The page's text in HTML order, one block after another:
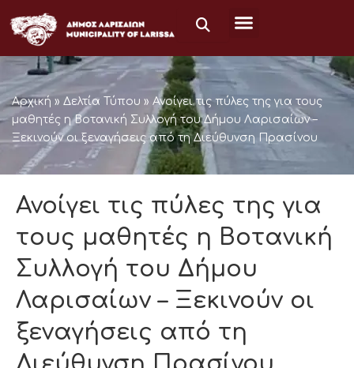
στο
περιεχόμενο
Αρχική » Δελτία Τύπου » Ανοίγει τις πύλες της για τους
μαθητές η Βοτανική Συλλογή του Δήμου Λαρισαίων –
Ξεκινούν οι ξεναγήσεις από τη Διεύθυνση Πρασίνου
Ανοίγει τις πύλες της για
τους μαθητές η Βοτανική
Συλλογή του Δήμου
Λαρισαίων – Ξεκινούν οι
ξεναγήσεις από τη